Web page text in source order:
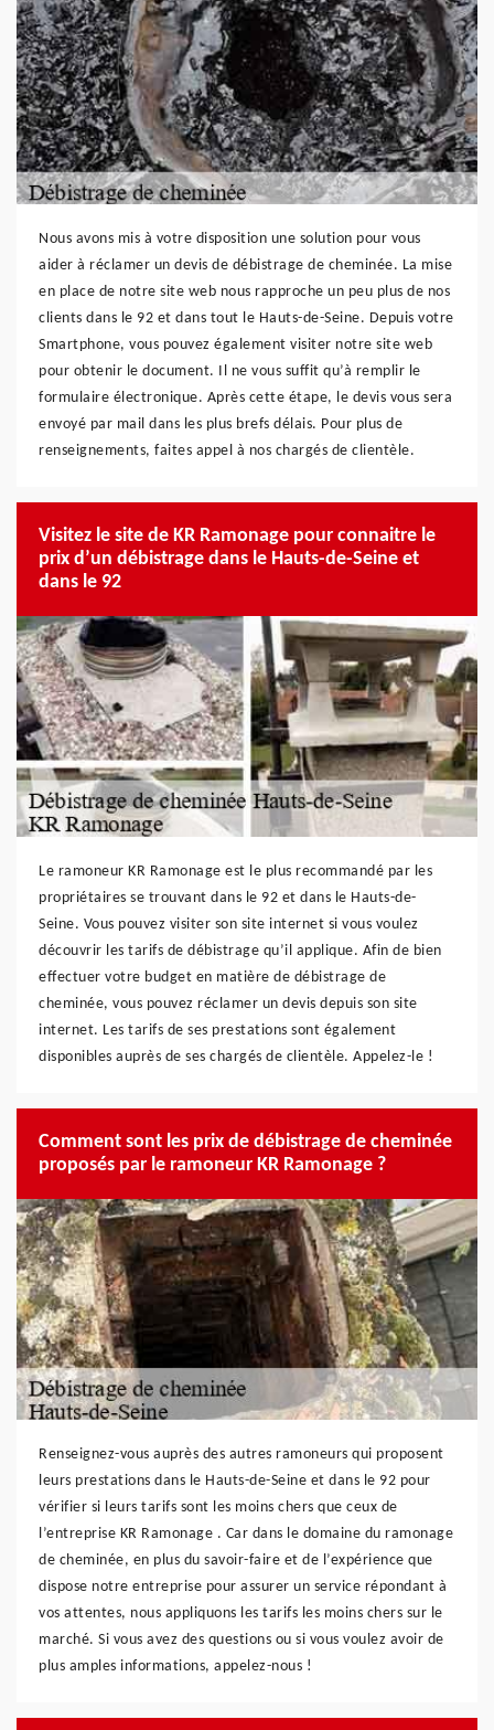
Nous avons mis à votre disposition une solution pour vous
aider à réclamer un devis de débistrage de cheminée. La mise
en place de notre site web nous rapproche un peu plus de nos
clients dans le 92 et dans tout le Hauts-de-Seine. Depuis votre
Smartphone, vous pouvez également visiter notre site web
pour obtenir le document. Il ne vous suffit qu’à remplir le
formulaire électronique. Après cette étape, le devis vous sera
envoyé par mail dans les plus brefs délais. Pour plus de
renseignements, faites appel à nos chargés de clientèle.
Visitez le site de KR Ramonage pour connaitre le
prix d’un débistrage dans le Hauts-de-Seine et
dans le 92
Le ramoneur KR Ramonage est le plus recommandé par les
propriétaires se trouvant dans le 92 et dans le Hauts-de-
Seine. Vous pouvez visiter son site internet si vous voulez
découvrir les tarifs de débistrage qu’il applique. Afin de bien
effectuer votre budget en matière de débistrage de
cheminée, vous pouvez réclamer un devis depuis son site
internet. Les tarifs de ses prestations sont également
disponibles auprès de ses chargés de clientèle. Appelez-le !
Comment sont les prix de débistrage de cheminée
proposés par le ramoneur KR Ramonage ?
Renseignez-vous auprès des autres ramoneurs qui proposent
leurs prestations dans le Hauts-de-Seine et dans le 92 pour
vérifier si leurs tarifs sont les moins chers que ceux de
l’entreprise KR Ramonage . Car dans le domaine du ramonage
de cheminée, en plus du savoir-faire et de l’expérience que
dispose notre entreprise pour assurer un service répondant à
vos attentes, nous appliquons les tarifs les moins chers sur le
marché. Si vous avez des questions ou si vous voulez avoir de
plus amples informations, appelez-nous !